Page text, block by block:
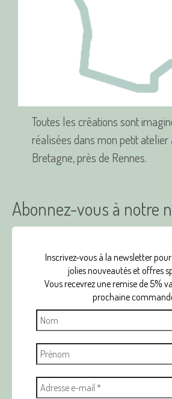
Toutes les créations sont
réalisées dans mon petit
Bretagne, près de Rennes.
Abonnez-vous à notre
Inscrivez-vous à la newsletter
jolies nouveautés et offres
Vous recevrez une remise de 5%
prochaine